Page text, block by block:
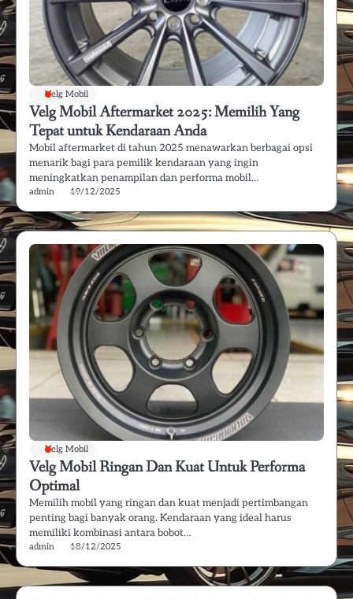
Velg Mobil
Velg Mobil Aftermarket 2025: Memilih Yang
Tepat untuk Kendaraan Anda
Mobil aftermarket di tahun 2025 menawarkan berbagai opsi
menarik bagi para pemilik kendaraan yang ingin
meningkatkan penampilan dan performa mobil…
admin 19/12/2025
Velg Mobil
Velg Mobil Ringan Dan Kuat Untuk Performa
Optimal
Memilih mobil yang ringan dan kuat menjadi pertimbangan
penting bagi banyak orang. Kendaraan yang ideal harus
memiliki kombinasi antara bobot…
admin 18/12/2025